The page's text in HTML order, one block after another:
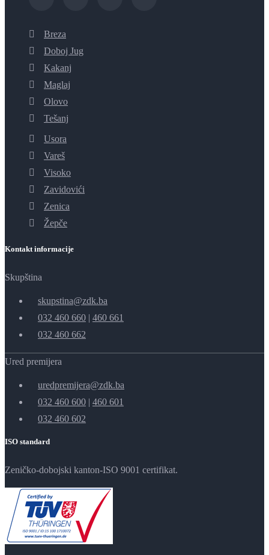
Breza
Doboj Jug
Kakanj
Maglaj
Olovo
Tešanj
Usora
Vareš
Visoko
Zavidovići
Zenica
Žepče
Kontakt informacije
Skupština
skupstina@zdk.ba
032 460 660 | 460 661
032 460 662
Ured premijera
uredpremijera@zdk.ba
032 460 600 | 460 601
032 460 602
ISO standard
Zeničko-dobojski kanton-ISO 9001 certifikat.